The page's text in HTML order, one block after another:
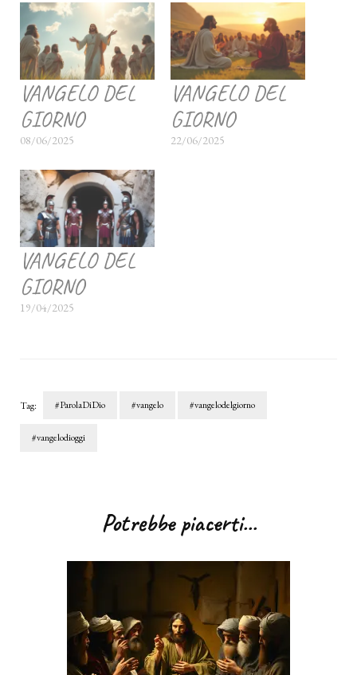
VANGELO DEL
GIORNO
08/06/2025
VANGELO DEL
GIORNO
22/06/2025
VANGELO DEL
GIORNO
19/04/2025
Tag: #ParolaDiDio #vangelo #vangelodelgiorno
#vangelodioggi
articoliPotrebbe piacerti...